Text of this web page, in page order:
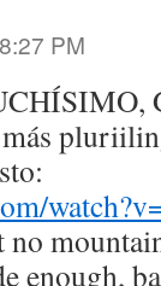
PM
enough,